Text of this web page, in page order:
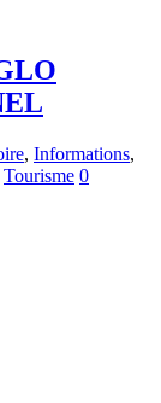
, Informations,
Tourisme 0